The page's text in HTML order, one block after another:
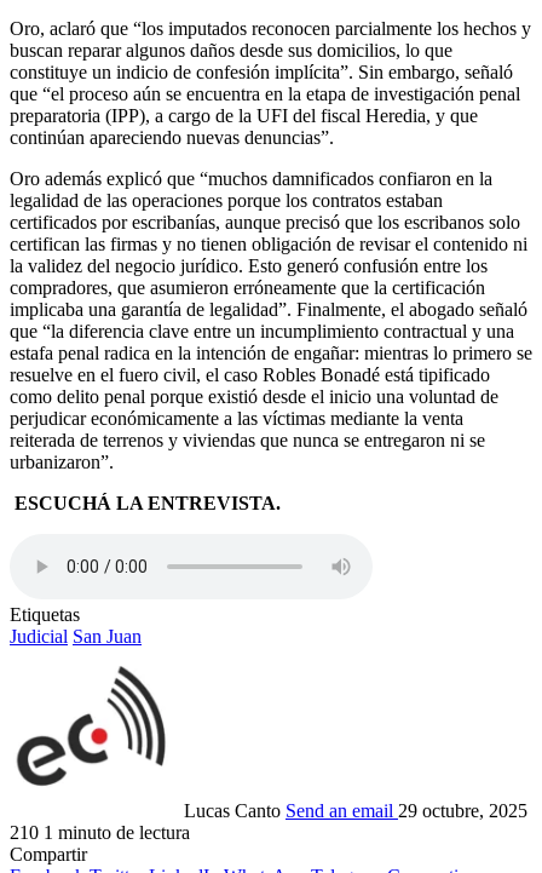
Oro, aclaró que “los imputados reconocen parcialmente los hechos y
buscan reparar algunos daños desde sus domicilios, lo que
constituye un indicio de confesión implícita”. Sin embargo, señaló
que “el proceso aún se encuentra en la etapa de investigación penal
preparatoria (IPP), a cargo de la UFI del fiscal Heredia, y que
continúan apareciendo nuevas denuncias”.
Oro además explicó que “muchos damnificados confiaron en la
legalidad de las operaciones porque los contratos estaban
certificados por escribanías, aunque precisó que los escribanos solo
certifican las firmas y no tienen obligación de revisar el contenido ni
la validez del negocio jurídico. Esto generó confusión entre los
compradores, que asumieron erróneamente que la certificación
implicaba una garantía de legalidad”. Finalmente, el abogado señaló
que “la diferencia clave entre un incumplimiento contractual y una
estafa penal radica en la intención de engañar: mientras lo primero se
resuelve en el fuero civil, el caso Robles Bonadé está tipificado
como delito penal porque existió desde el inicio una voluntad de
perjudicar económicamente a las víctimas mediante la venta
reiterada de terrenos y viviendas que nunca se entregaron ni se
urbanizaron”.
ESCUCHÁ LA ENTREVISTA.
Etiquetas
Judicial San Juan
Lucas Canto Send an email 29 octubre, 2025
210 1 minuto de lectura
Compartir